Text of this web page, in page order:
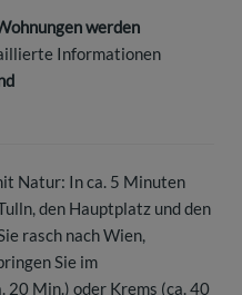
werden
Informationen
Natur: In ca. 5 Minuten
den Hauptplatz und den
rasch nach Wien,
Sie im
20 Min.) oder Krems (ca. 40